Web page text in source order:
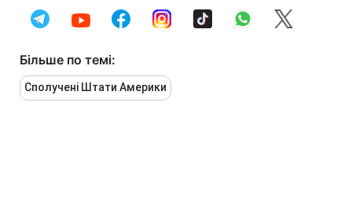
Більше по темі:
Сполучені Штати Америки